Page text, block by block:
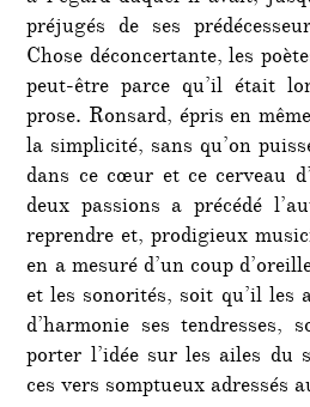
préjugés de ses
Chose déconcertante, les
peut-être parce qu’il était
prose. Ronsard, épris en
la simplicité, sans qu’on
dans ce cœur et ce cerveau
deux passions a précédé
reprendre et, prodigieux
en a mesuré d’un coup
et les sonorités, soit qu’il les
d’harmonie ses tendresses,
porter l’idée sur les ailes
ces vers somptueux adressés